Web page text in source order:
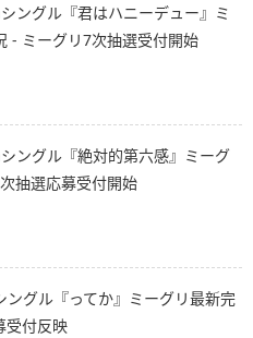
ングル『君はハニーデュー』ミ
- ミーグリ7次抽選受付開始
ングル『絶対的第六感』ミーグ
抽選応募受付開始
ングル『ってか』ミーグリ最新完
受付反映